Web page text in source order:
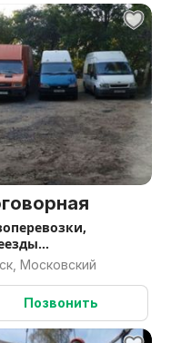
вывоз
Московский
Позвонить